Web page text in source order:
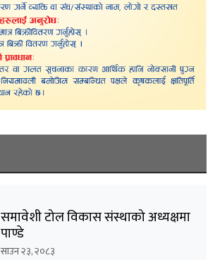
समावेशी टोल विकास संस्थाको अध्यक्षमा
पाण्डे
साउन २३, २०८३